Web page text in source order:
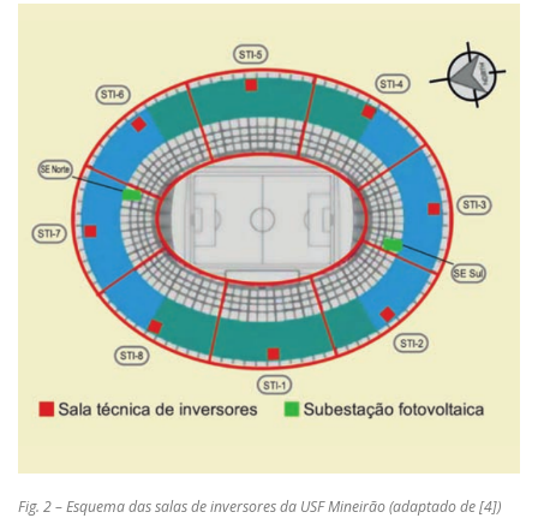
Fig. 2 – Esquema das salas de inversores da USF Mineirão (adaptado de [4])